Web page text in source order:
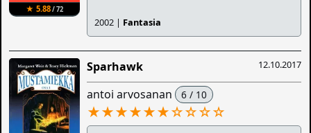
★ 5.88/ 72
2002 | Fantasia
12.10.2017
Sparhawk
antoi arvosanan 6 / 10
★★★★★★☆☆☆☆